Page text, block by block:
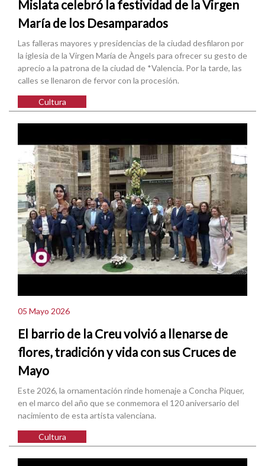
Mislata celebró la festividad de la Virgen
María de los Desamparados
Las falleras mayores y presidencias de la ciudad desfilaron por
la iglesia de la Virgen María de Àngels para ofrecer su gesto de
aprecio a la patrona de la ciudad de *Valencia. Por la tarde, las
calles se llenaron de fervor con la procesión.
Cultura
05 Mayo 2026
El barrio de la Creu volvió a llenarse de
flores, tradición y vida con sus Cruces de
Mayo
Este 2026, la ornamentación rinde homenaje a Concha Piquer,
en el marco del año que se conmemora el 120 aniversario del
nacimiento de esta artista valenciana.
Cultura